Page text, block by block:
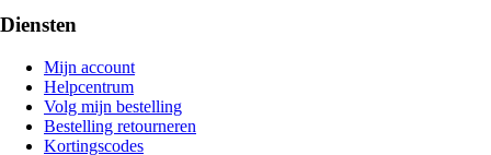
Diensten
Mijn account
Helpcentrum
Volg mijn bestelling
Bestelling retourneren
Kortingscodes